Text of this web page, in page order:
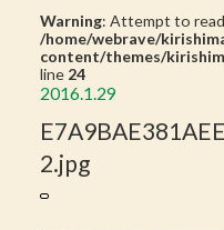
Warning: Attempt to
/home/webrave/
content/themes/
line 24
2016.1.29
2.jpg